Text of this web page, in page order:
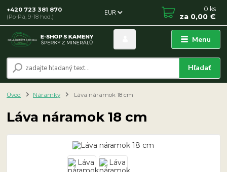
Menu
EUR
Hľadať
+420 723 381 870
(Po-Pá, 9-18 hod.)
0 ks
za 0,00 €
Úvod Náramky Láva náramok 18 cm
Láva náramok 18 cm